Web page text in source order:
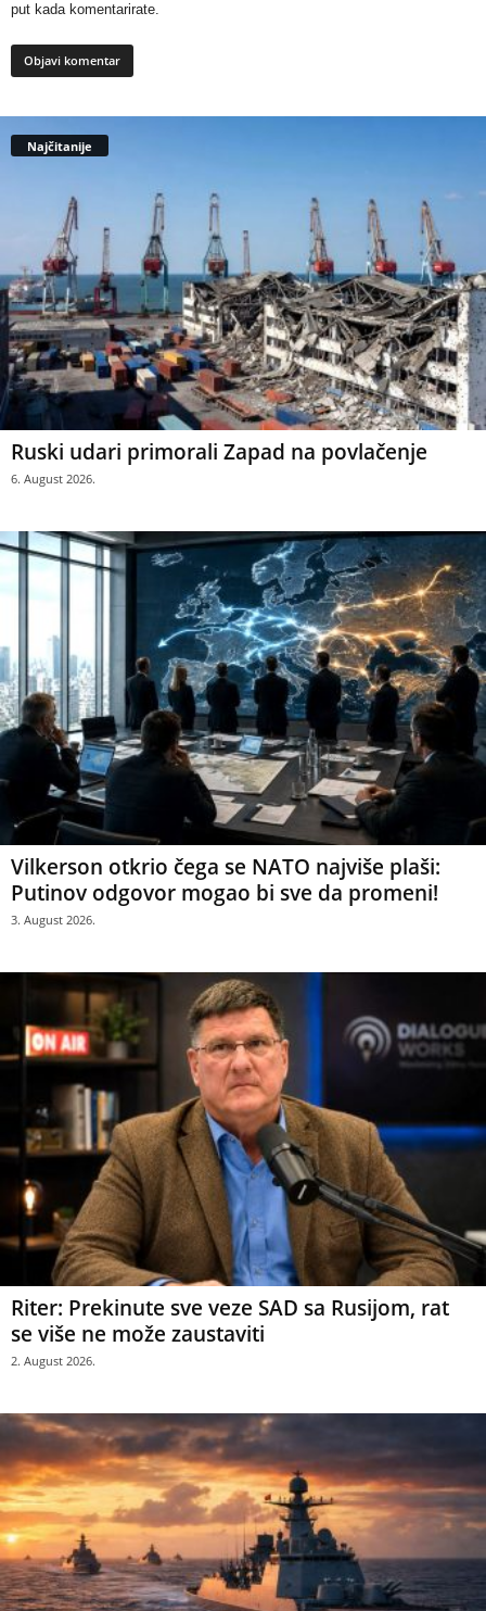
put kada komentarirate.
Najčitanije
Ruski udari primorali Zapad na povlačenje
6. August 2026.
Vilkerson otkrio čega se NATO najviše plaši:
Putinov odgovor mogao bi sve da promeni!
3. August 2026.
Riter: Prekinute sve veze SAD sa Rusijom, rat
se više ne može zaustaviti
2. August 2026.